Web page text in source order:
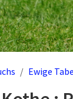
Ewige